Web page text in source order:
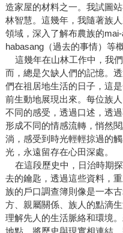
造家屋的材料之一。我試圖
林智慧。這幾年，我隨著族
領域，深入了解布農族的
habasang（過去的事情）等概
這幾年在山林工作中，我
而，總是欠缺人們的記憶。
們在祖居地生活的日子，這
前生動地展現出來。每位族
不同的感受，透過口述，透
形成不同的情感流轉，悄然
淌，感受到時光輕輕掠過的
光，永遠留存在心田深處。
在這段歷史中，日治時期
去的鑰匙，透過這些資料，
族的戶口調查簿則像是一本
方、親屬關係、族人的點滴
理解先人的生活脈絡和環境
地點，將歷史與現實相連結